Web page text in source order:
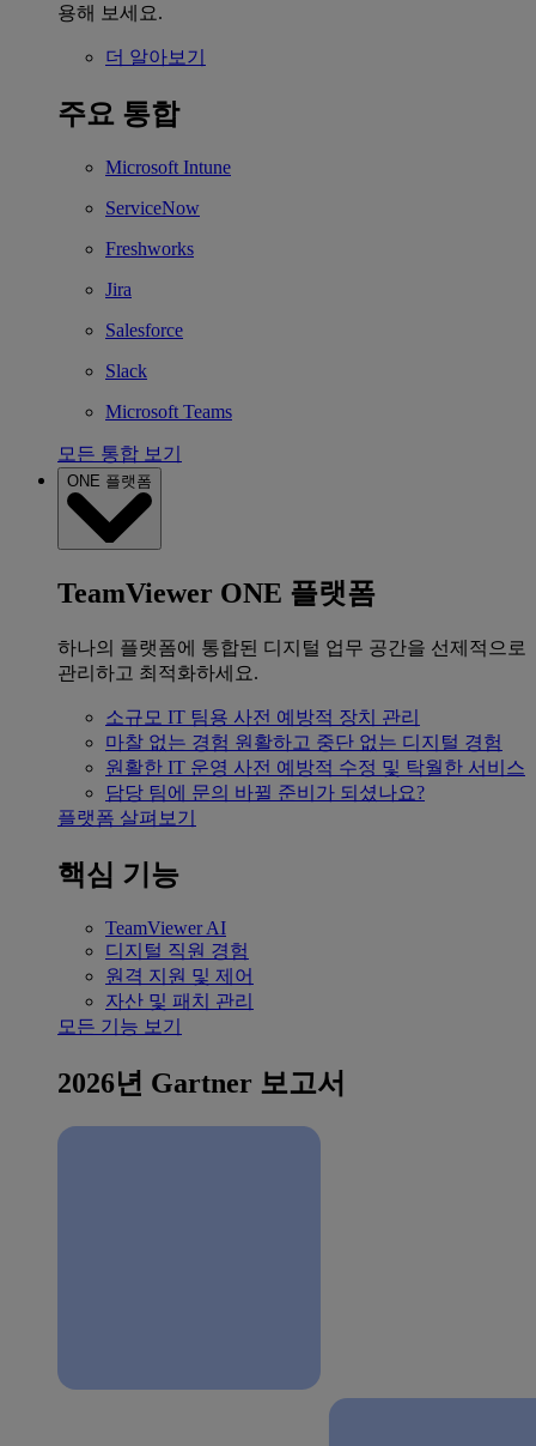
용해 보세요.
더 알아보기
주요 통합
Microsoft Intune
ServiceNow
Freshworks
Jira
Salesforce
Slack
Microsoft Teams
모든 통합 보기
ONE 플랫폼
TeamViewer ONE 플랫폼
하나의 플랫폼에 통합된 디지털 업무 공간을 선제적으로
관리하고 최적화하세요.
소규모 IT 팀용 사전 예방적 장치 관리
마찰 없는 경험 원활하고 중단 없는 디지털 경험
원활한 IT 운영 사전 예방적 수정 및 탁월한 서비스
담당 팀에 문의 바뀔 준비가 되셨나요?
플랫폼 살펴보기
핵심 기능
TeamViewer AI
디지털 직원 경험
원격 지원 및 제어
자산 및 패치 관리
모든 기능 보기
2026년 Gartner 보고서